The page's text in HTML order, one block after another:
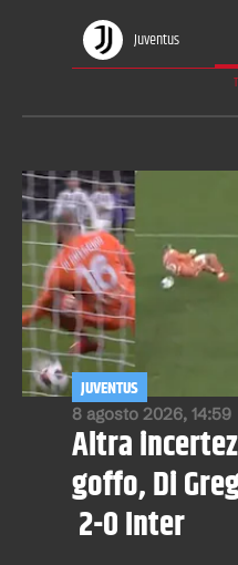
Juventus
8 agosto 2026, 14:59
JUVENTUS
Altra
goffo, Di
2-0 Inter